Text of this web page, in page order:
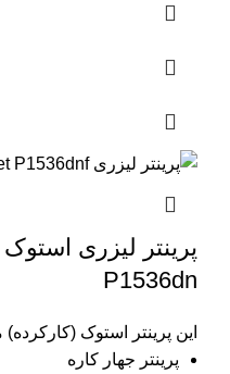
P1536dn
این پرینتر استوک (کارکرده)
پرینتر جهار کاره